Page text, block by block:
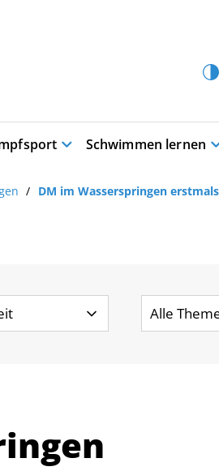
Schwimmen lernen
von „DIE